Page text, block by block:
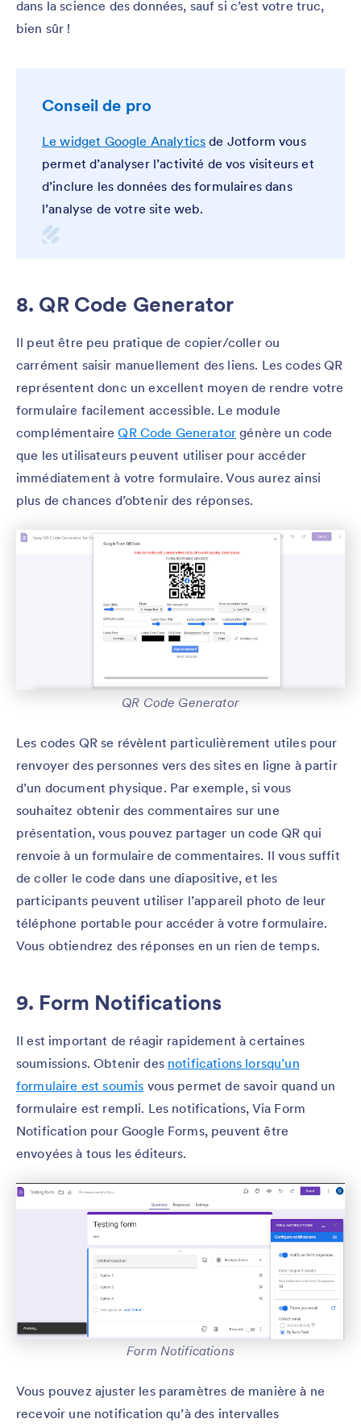
dans la science des données, sauf si c’est votre truc,
bien sûr !
Conseil de pro
Le widget Google Analytics de Jotform vous
permet d’analyser l’activité de vos visiteurs et
d’inclure les données des formulaires dans
l’analyse de votre site web.
8. QR Code Generator
Il peut être peu pratique de copier/coller ou
carrément saisir manuellement des liens. Les codes QR
représentent donc un excellent moyen de rendre votre
formulaire facilement accessible. Le module
complémentaireQR Code Generator génère un code
que les utilisateurs peuvent utiliser pour accéder
immédiatement à votre formulaire. Vous aurez ainsi
plus de chances d’obtenir des réponses.
QR Code Generator
Les codes QR se révèlent particulièrement utiles pour
renvoyer des personnes vers des sites en ligne à partir
d’un document physique. Par exemple, si vous
souhaitez obtenir des commentaires sur une
présentation, vous pouvez partager un code QR qui
renvoie à un formulaire de commentaires. Il vous suffit
de coller le code dans une diapositive, et les
participants peuvent utiliser l’appareil photo de leur
téléphone portable pour accéder à votre formulaire.
Vous obtiendrez des réponses en un rien de temps.
9. Form Notifications
Il est important de réagir rapidement à certaines
soumissions. Obtenir des notifications lorsqu’un
formulaire est soumis vous permet de savoir quand un
formulaire est rempli. Les notifications, Via Form
Notification pour Google Forms, peuvent être
envoyées à tous les éditeurs.
Form Notifications
Vous pouvez ajuster les paramètres de manière à ne
recevoir une notification qu’à des intervalles